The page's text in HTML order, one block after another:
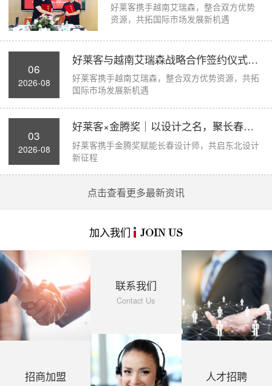
好莱客携手越南艾瑞森，整合双方优势
资源，共拓国际市场发展新机遇
06
2026-08
好莱客与越南艾瑞森战略合作签约仪式圆满举...
好莱客携手越南艾瑞森，整合双方优势资源，共拓
国际市场发展新机遇
03
2026-08
好莱客×金腾奖｜以设计之名，聚长春力量，...
好莱客携手金腾奖赋能长春设计师，共启东北设计
新征程
点击查看更多最新资讯
加入我们 JOIN US
招商加盟
联系我们
Contact Us
人才招聘